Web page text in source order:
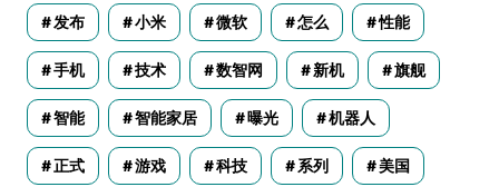
发布 小米 微软 怎么 性能
手机 技术 数智网 新机 旗舰
智能 智能家居 曝光 机器人
正式 游戏 科技 系列 美国